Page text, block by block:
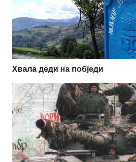
Хвала деди на побједи